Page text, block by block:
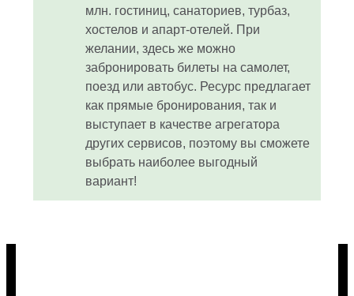
млн. гостиниц, санаториев, турбаз,
хостелов и апарт-отелей. При
желании, здесь же можно
забронировать билеты на самолет,
поезд или автобус. Ресурс предлагает
как прямые бронирования, так и
выступает в качестве агрегатора
других сервисов, поэтому вы сможете
выбрать наиболее выгодный
вариант!